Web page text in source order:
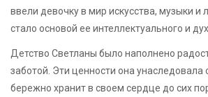
ввели девочку в мир искусства, музыки и
стало основой ее интеллектуального и
Детство Светланы было наполнено
заботой. Эти ценности она унаследовала
бережно хранит в своем сердце до сих